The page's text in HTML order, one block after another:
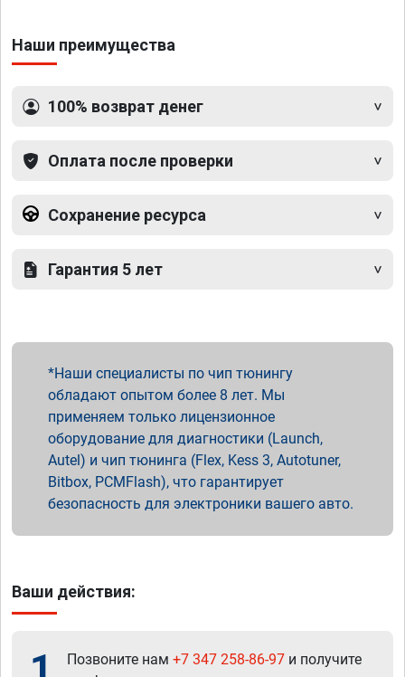
Наши преимущества
100% возврат денег
Оплата после проверки
Сохранение ресурса
Гарантия 5 лет
Наши специалисты по чип тюнингу
обладают опытом более 8 лет. Мы
применяем только лицензионное
оборудование для диагностики (Launch,
Autel) и чип тюнинга (Flex, Kess 3, Autotuner,
Bitbox, PCMFlash), что гарантирует
безопасность для электроники вашего авто.
Ваши действия:
Позвоните нам +7 347 258-86-97 и получите